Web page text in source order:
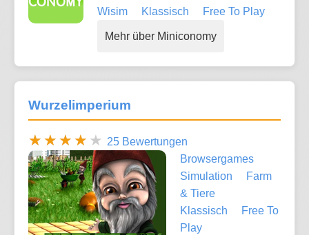
Wisim
Klassisch Free To Play
Mehr über Miniconomy
Wurzelimperium
25 Bewertungen
Browsergames
Simulation
Farm
& Tiere
Klassisch
Free To
Play